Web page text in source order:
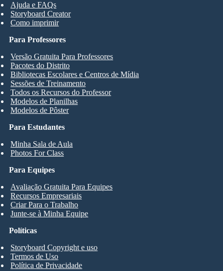
Ajuda e FAQs
Storyboard Creator
Como imprimir
Para Estudantes
Minha Sala de Aula
Photos For Class
Para Professores
Versão Gratuita Para Professores
Pacotes do Distrito
Bibliotecas Escolares e Centros de Mídia
Sessões de Treinamento
Todos os Recursos do Professor
Modelos de Planilhas
Modelos de Pôster
Para Equipes
Avaliação Gratuita Para Equipes
Recursos Empresariais
Criar Para o Trabalho
Junte-se à Minha Equipe
Políticas
Storyboard Copyright e uso
Termos de Uso
Política de Privacidade